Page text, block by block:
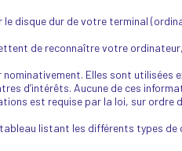
le disque dur de votre terminal
de reconnaître votre
Elles sont utilisées
d’intérêts. Aucune de ces
est requise par la loi, sur
listant les différents types de